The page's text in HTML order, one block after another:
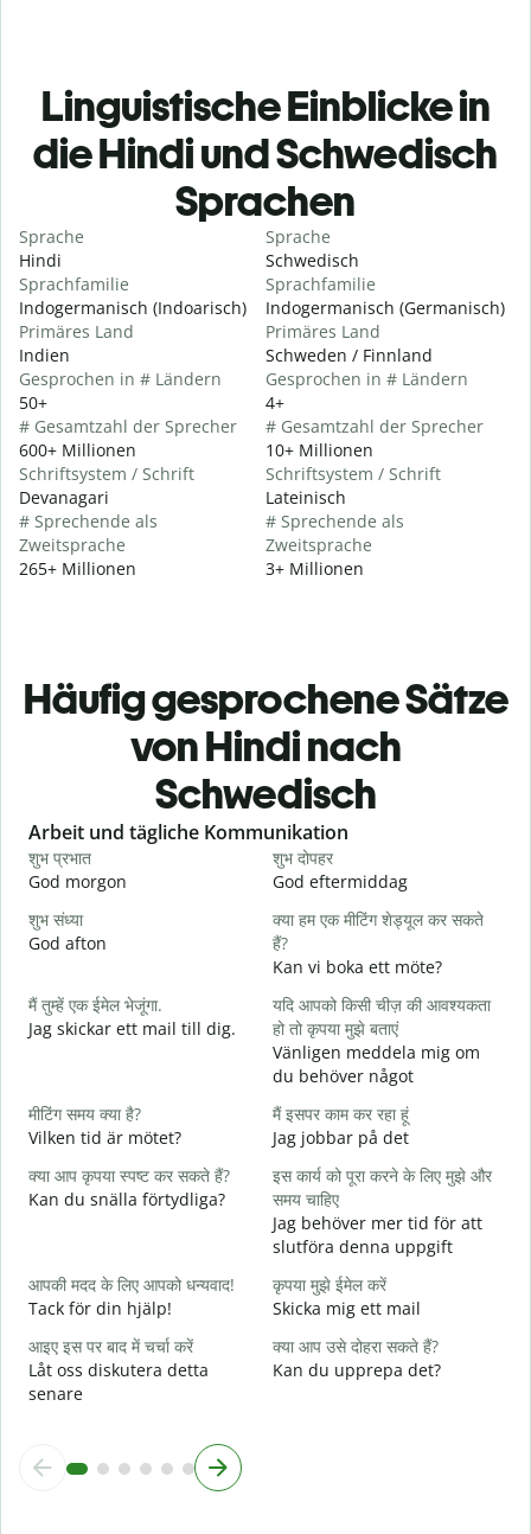
Linguistische Einblicke in
die Hindi und Schwedisch
Sprachen
Sprache
Hindi
Sprachfamilie
Indogermanisch (Indoarisch)
Primäres Land
Indien
Gesprochen in # Ländern
50+
# Gesamtzahl der Sprecher
600+ Millionen
Schriftsystem / Schrift
Devanagari
# Sprechende als
Zweitsprache
265+ Millionen
Sprache
Schwedisch
Sprachfamilie
Indogermanisch (Germanisch)
Primäres Land
Schweden / Finnland
Gesprochen in # Ländern
4+
# Gesamtzahl der Sprecher
10+ Millionen
Schriftsystem / Schrift
Lateinisch
# Sprechende als
Zweitsprache
3+ Millionen
Häufig gesprochene Sätze
von Hindi nach
Schwedisch
Slide 1 of 6
Arbeit und tägliche Kommunikation
शुभ प्रभात
God morgon
शुभ दोपहर
God eftermiddag
शुभ संध्या
God afton
क्या हम एक मीटिंग शेड्यूल कर सकते
हैं?
Kan vi boka ett möte?
मैं तुम्हें एक ईमेल भेजूंगा.
Jag skickar ett mail till dig.
यदि आपको किसी चीज़ की आवश्यकता
हो तो कृपया मुझे बताएं
Vänligen meddela mig om
du behöver något
मीटिंग समय क्या है?
Vilken tid är mötet?
मैं इसपर काम कर रहा हूं
Jag jobbar på det
क्या आप कृपया स्पष्ट कर सकते हैं?
Kan du snälla förtydliga?
इस कार्य को पूरा करने के लिए मुझे और
समय चाहिए
Jag behöver mer tid för att
slutföra denna uppgift
आपकी मदद के लिए आपको धन्यवाद!
Tack för din hjälp!
कृपया मुझे ईमेल करें
Skicka mig ett mail
आइए इस पर बाद में चर्चा करें
Låt oss diskutera detta
senare
क्या आप उसे दोहरा सकते हैं?
Kan du upprepa det?